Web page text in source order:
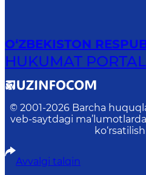
O‘ZBEKISTON
HUKUMAT
© 2001-2026 Barcha
veb-saytdagi
Avvalgi talqin